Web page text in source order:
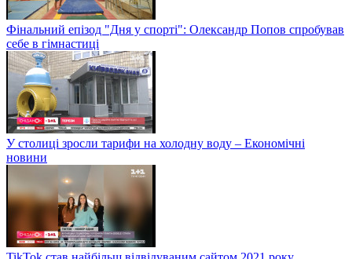
Фінальний епізод "Дня у спорті": Олександр Попов спробував
себе в гімнастиці
У столиці зросли тарифи на холодну воду – Економічні
новини